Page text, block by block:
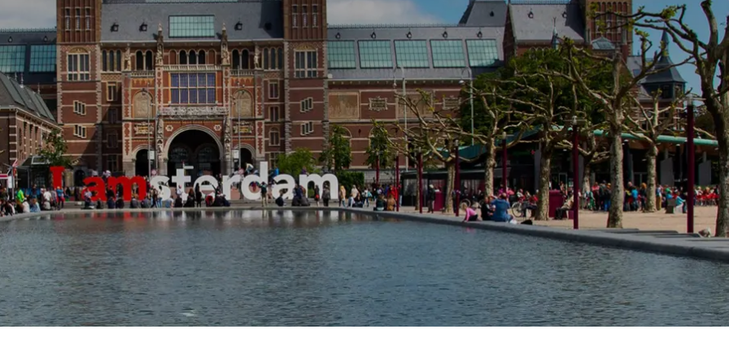
Reykjavik
Riga
Rom
San Francisco
Sarajevo
Washington
Wien
Zagreb
Tjekkiet
Tyskland
Ungarn
USA